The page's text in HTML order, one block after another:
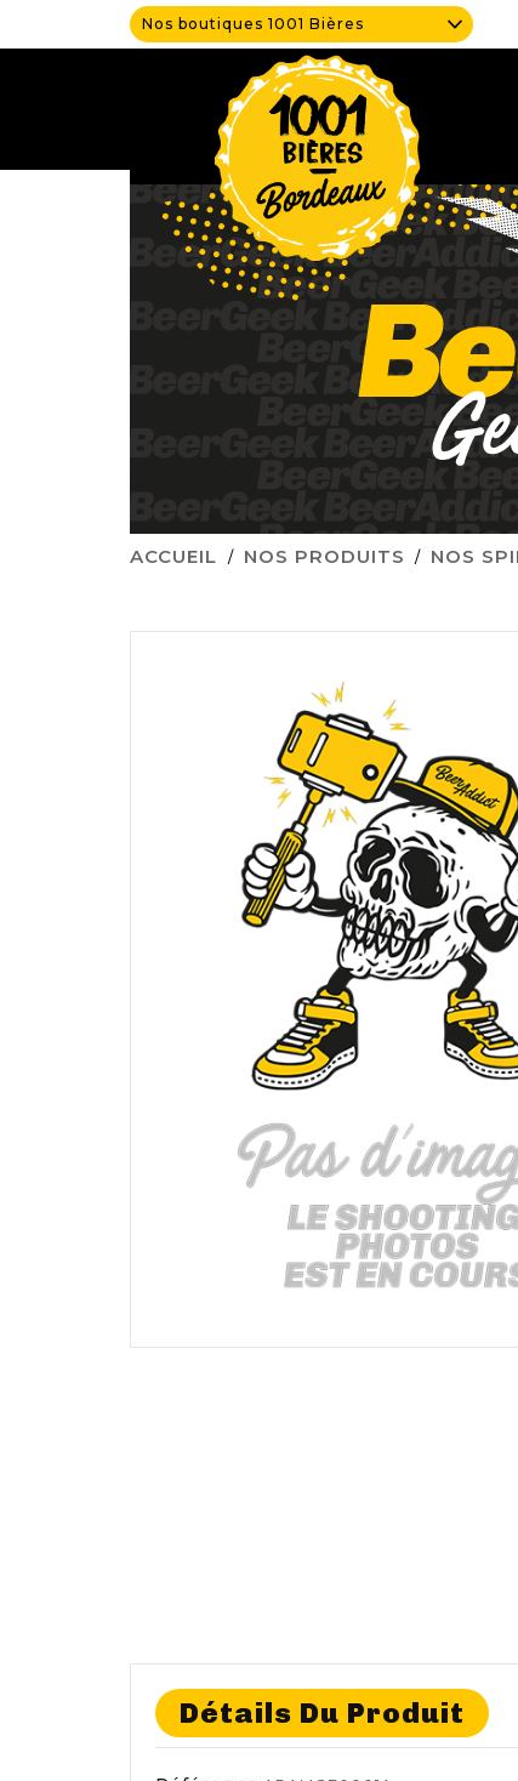
Nos boutiques 1001 Bières
ACCUEIL NOS PRODUITS NOS
Détails Du Produit